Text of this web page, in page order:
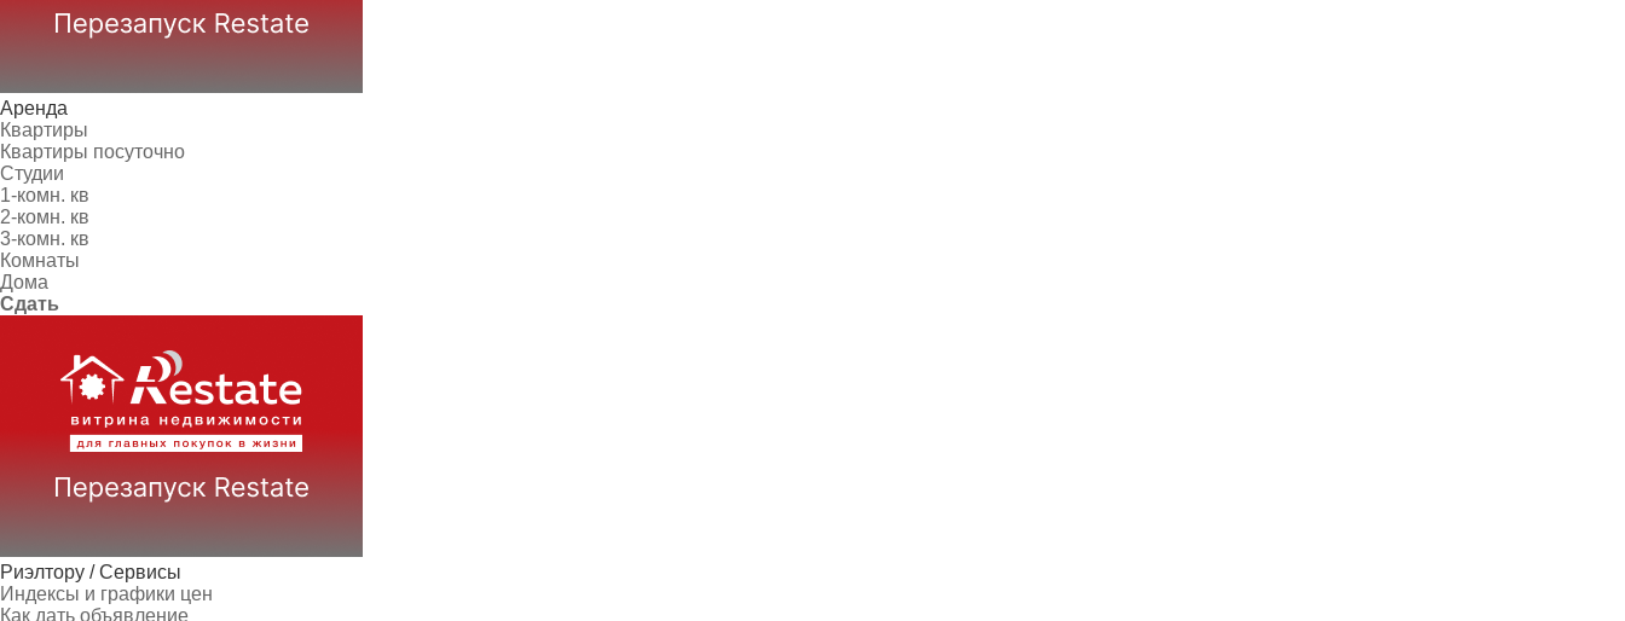
Аренда
Квартиры
Квартиры посуточно
Студии
1-комн. кв
2-комн. кв
3-комн. кв
Комнаты
Дома
Сдать
Риэлтору / Сервисы
Индексы и графики цен
Как дать объявление